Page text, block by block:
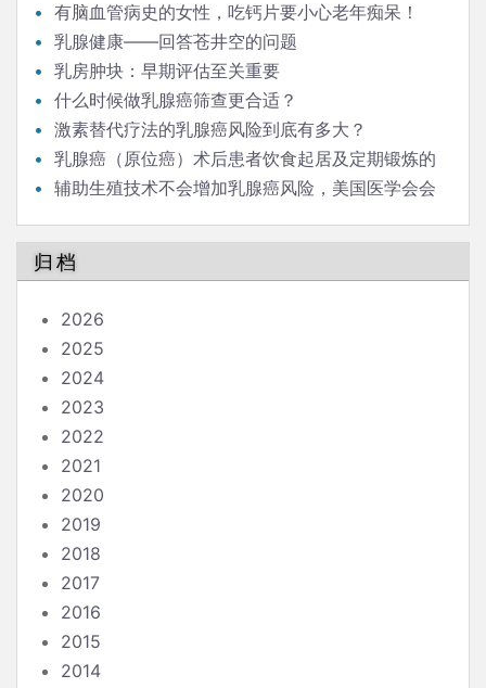
有脑血管病史的女性，吃钙片要小心老年痴呆！
乳腺健康——回答苍井空的问题
乳房肿块：早期评估至关重要
什么时候做乳腺癌筛查更合适？
激素替代疗法的乳腺癌风险到底有多大？
乳腺癌（原位癌）术后患者饮食起居及定期锻炼的
强度、范围有什么需要注意的吗？
辅助生殖技术不会增加乳腺癌风险，美国医学会会
归档
2026
2025
2024
2023
2022
2021
2020
2019
2018
2017
2016
2015
2014